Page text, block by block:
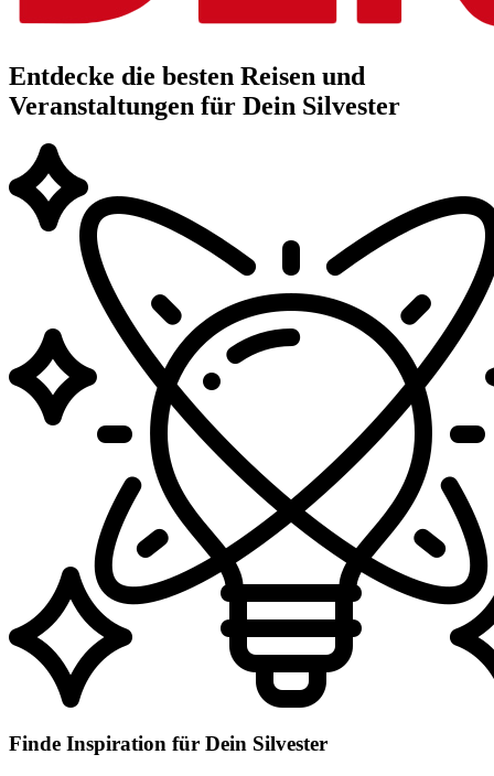
Entdecke die besten Reisen und
Veranstaltungen für Dein Silvester
Finde Inspiration für Dein Silvester